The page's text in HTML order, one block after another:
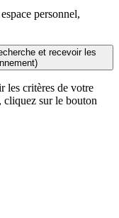
personnel,
et recevoir les
les critères de votre
cliquez sur le bouton